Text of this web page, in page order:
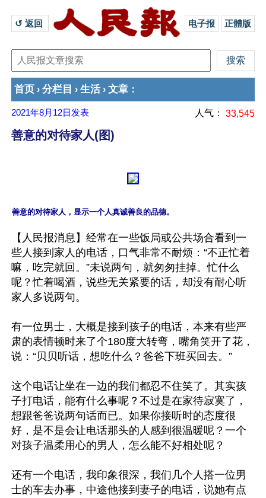
↺ 返回 电子报 正體版
首页 › 分栏目 › 生活 › 文章 ：
2021年8月12日 发表 人气： 33,545
善意的对待家人(图)
【人民报消息】经常在一些饭局或公共场合看到一
些人接到家人的电话，口气非常不耐烦：“不正忙着
嘛，吃完就回。”未说两句，就匆匆挂掉。忙什么
呢？忙着喝酒，说些无关紧要的话，却没有耐心听
家人多说两句。
有一位男士，大概是接到孩子的电话，本来有些严
肃的表情顿时来了个180度大转弯，嘴角笑开了花，
说：“贝贝听话，想吃什么？爸爸下班买回去。”
这个电话让坐在一边的我们都忍不住笑了。其实孩
子打电话，能有什么事呢？不过是在家待寂寞了，
想跟爸爸说两句话而已。如果你接听时的态度很
好，是不是会让电话那头的人感到很温暖呢？一个
对孩子温柔用心的男人，怎么能不好相处呢？
还有一个电话，我印象很深，我们几个人搭一位男
士的车去办事，中途他接到妻子的电话，说她有点